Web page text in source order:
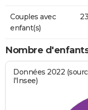
Couples avec
enfant(s)
Nombre
Données 2022
l'Insee)